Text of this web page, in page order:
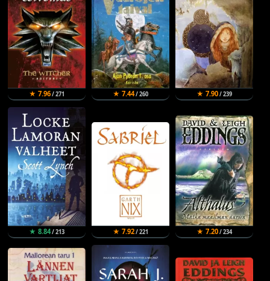
★ 7.96/ 271 ★ 7.44/ 260 ★ 7.90/ 239
★ 8.84/ 213 ★ 7.92/ 221 ★ 7.20/ 234